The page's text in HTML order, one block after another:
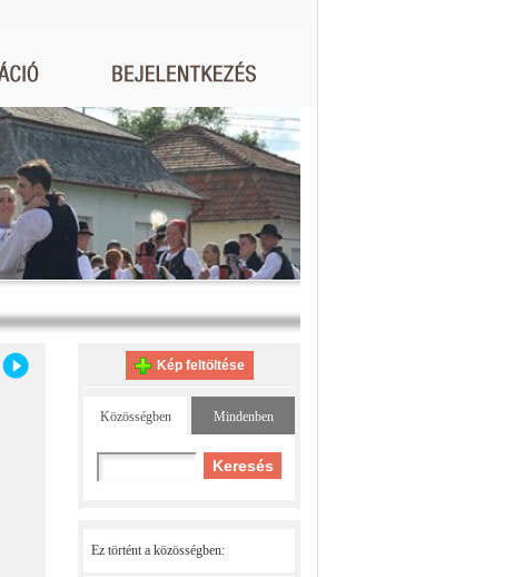
Kép feltöltése
Közösségben Mindenben
Ez történt a közösségben: